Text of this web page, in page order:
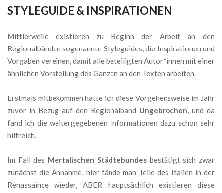
STYLEGUIDE & INSPIRATIONEN
Mittlerweile existieren zu Beginn der Arbeit an den
Regionalbänden sogenannte Styleguides, die Inspirationen und
Vorgaben vereinen, damit alle beteiligten Autor*innen mit einer
ähnlichen Vorstellung des Ganzen an den Texten arbeiten.
Erstmals mitbekommen hatte ich diese Vorgehensweise im Jahr
zuvor in Bezug auf den Regionalband Ungebrochen, und da
fand ich die weitergegebenen Informationen dazu schon sehr
hilfreich.
Im Fall des Mertalischen Städtebundesbestätigt sich zwar
zunächst die Annahme, hier fände man Teile des Italien in der
Renassaince wieder, ABER hauptsächlich existieren diese